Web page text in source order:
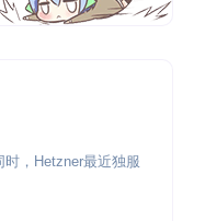
，Hetzner最近独服